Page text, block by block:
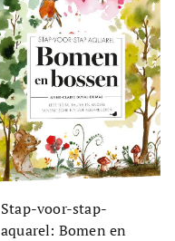
Stap-voor-stap-
aquarel: Bomen en